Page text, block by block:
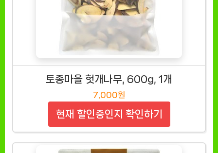
토종마을 헛개나무, 600g, 1개
7,000원
현재 할인중인지 확인하기